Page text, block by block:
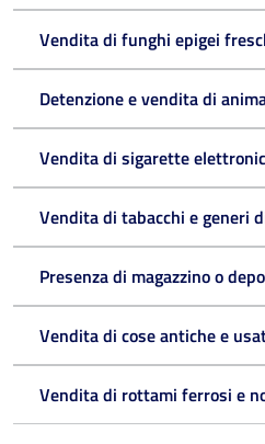
Vendita di funghi epigei
Detenzione e vendita di
Vendita di sigarette
Vendita di tabacchi e generi
Presenza di magazzino o
Vendita di cose antiche e
Vendita di rottami ferrosi e